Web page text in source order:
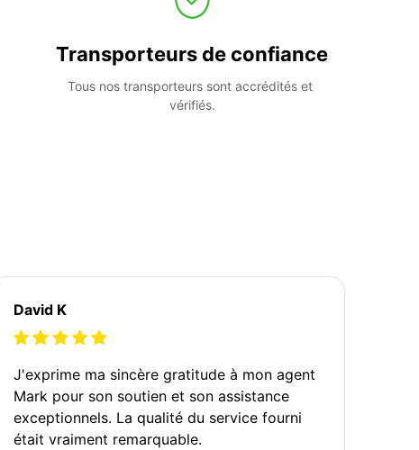
Transporteurs de confiance
Tous nos transporteurs sont accrédités et
vérifiés.
David K
J'exprime ma sincère gratitude à mon agent
Mark pour son soutien et son assistance
exceptionnels. La qualité du service fourni
était vraiment remarquable.